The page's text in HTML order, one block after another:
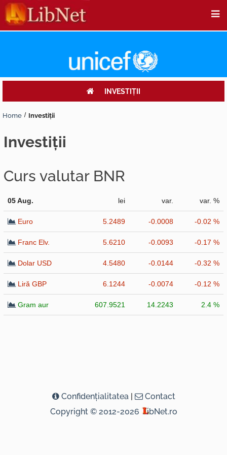
INVESTIŢII
Home Investiţii
investiţii
Curs valutar BNR
05 Aug. lei var. var. %
Euro 5.2489 -0.0008 -0.02 %
Franc Elv. 5.6210 -0.0093 -0.17 %
Dolar USD 4.5480 -0.0144 -0.32 %
Liră GBP 6.1244 -0.0074 -0.12 %
Gram aur 607.9521 14.2243 2.4 %
Confidenţialitatea |
Contact
Copyright © 2012-2026
ibNet.ro